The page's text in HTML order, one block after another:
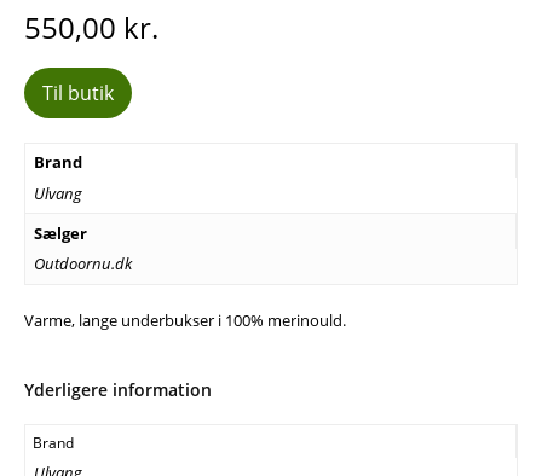
550,00 kr.
Til butik
Brand
Ulvang
Sælger
Outdoornu.dk
Varme, lange underbukser i 100% merinould.
Yderligere information
Brand